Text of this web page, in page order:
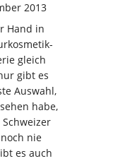
2013
Hand in
gleich
gibt es
Auswahl,
habe,
nie
es auch